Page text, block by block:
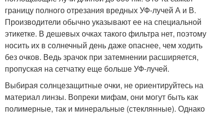
границу полного отрезания вредных УФ-лучей А и В.
Производители обычно указывают ее на специальной
этикетке. В дешевых очках такого фильтра нет, поэтому
носить их в солнечный день даже опаснее, чем ходить
без очков. Ведь зрачок при затемнении расширяется,
пропуская на сетчатку еще больше УФ-лучей.
Выбирая солнцезащитные очки, не ориентируйтесь на
материал линзы. Вопреки мифам, они могут быть как
полимерные, так и минеральные (стеклянные). Однако